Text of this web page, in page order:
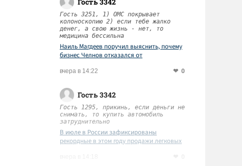
Гость 3251, 1) ОМС покрывает
колоноскопию 2) если тебе жалко
денег, а свою жизнь - нет, то
медицина бессильна
Наиль Магдеев поручил выяснить, почему
бизнес Челнов отказался от
вчера в 14:22 0
Гость 3342
Гость 1295, прикинь, если деньги не
снимать, то купить автомобиль
затруднительно
В июле в России зафиксированы
рекордные в этом году продажи легковых